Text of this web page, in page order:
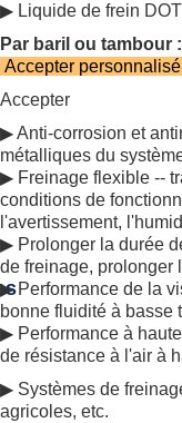
▶ Liquide de frein
Par baril ou tambour :
Accepter personnalisé
Accepter
▶ Anti-corrosion et
métalliques du
▶ Freinage flexible --
conditions de
l'avertissement,
▶ Prolonger la durée
de freinage, prolonger
▶ Performance de la
bonne fluidité à basse
▶ Performance à
de résistance à l'air à
▶ Systèmes de
agricoles, etc.